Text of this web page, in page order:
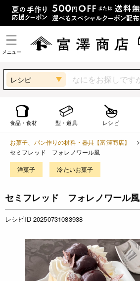
メニュー
レシピ
食品・食材 型・道具 レシピ
お菓子、パン作りの材料・器具【富澤商店】
セミフレッド フォレノワール風
洋菓子 冷たいお菓子
セミフレッド フォレノワール風
レシピID 20250731083938